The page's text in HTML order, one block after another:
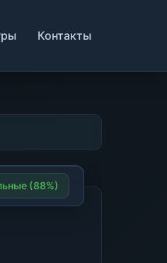
Контакты
(88%)